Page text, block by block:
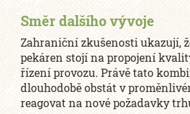
Směr dalšího vývoje
Zahraniční zkušenosti ukazují,
pekáren stojí na propojení
řízení provozu. Právě tato
dlouhodobě obstát v
reagovat na nové požadavky